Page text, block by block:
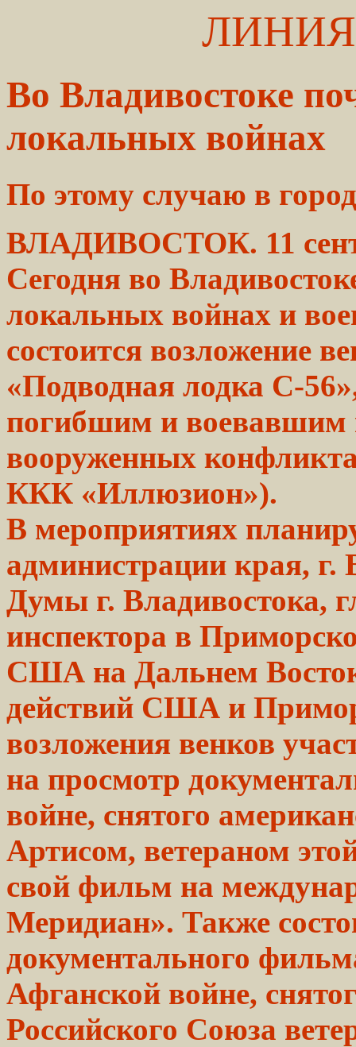
Во Владивостоке
локальных войнах
По этому случаю в
ВЛАДИВОСТОК. 11
Сегодня во
локальных войнах и
состоится возложение
«Подводная лодка С-
погибшим и
вооруженных
ККК «Иллюзион»).
В мероприятиях
администрации края,
Думы г. Владивостока,
инспектора в
США на Дальнем
действий США и
возложения венков
на просмотр
войне, снятого
Артисом, ветераном
свой фильм на
Меридиан». Также
документального
Афганской войне,
Российского Союза